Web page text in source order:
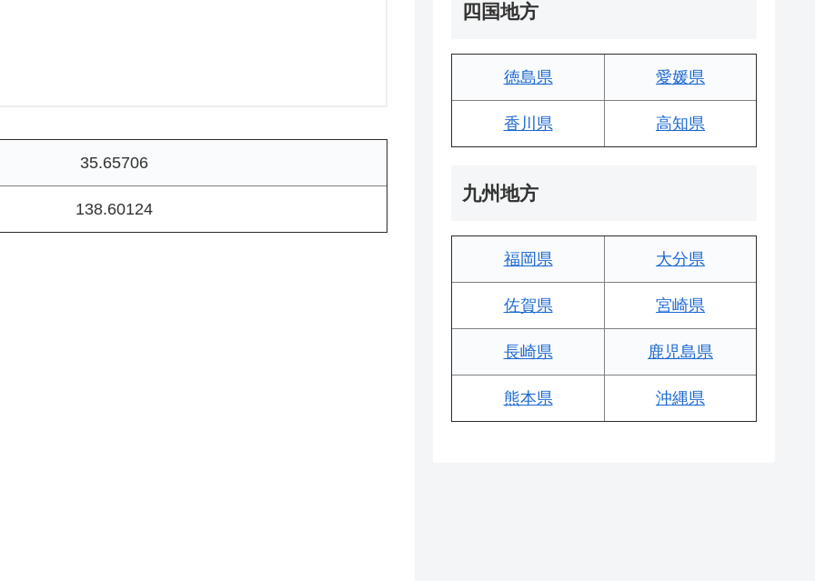
35.65706
138.60124
四国地方
徳島県 愛媛県
香川県 高知県
九州地方
福岡県 大分県
佐賀県 宮崎県
長崎県 鹿児島県
熊本県 沖縄県